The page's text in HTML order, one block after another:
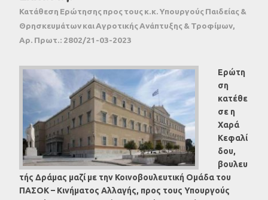
Κατάθεση Ερώτησης προς τους κ.κ. Υπουργούς Παιδείας &
Θρησκευμάτων και Αγροτικής Ανάπτυξης & Τροφίμων,
Αρ. Πρωτ.: 2802/21-03-2023
Ερώτη
ση
κατέθε
σε η
Χαρά
Κεφαλί
δου,
βουλευ
τής Δράμας μαζί με την Κοινοβουλευτική Ομάδα του
ΠΑΣΟΚ – Κινήματος Αλλαγής, προς τους Υπουργούς